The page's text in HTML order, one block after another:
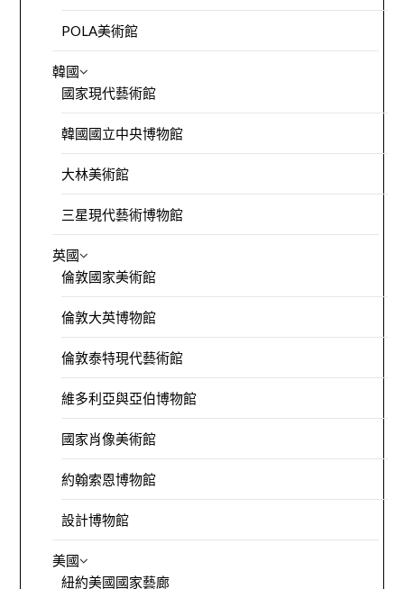
POLA美術館
韓國
國家現代藝術館
韓國國立中央博物館
大林美術館
三星現代藝術博物館
英國
倫敦國家美術館
倫敦大英博物館
倫敦泰特現代藝術館
維多利亞與亞伯博物館
國家肖像美術館
約翰索恩博物館
設計博物館
美國
紐約美國國家藝廊